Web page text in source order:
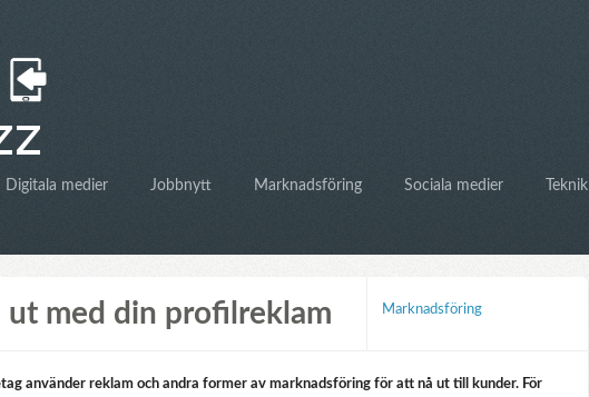
Digitala medier Jobbnytt Marknadsföring Sociala medier Teknik
ut med din profilreklam Marknadsföring
använder reklam och andra former av marknadsföring för att nå ut till kunder. För